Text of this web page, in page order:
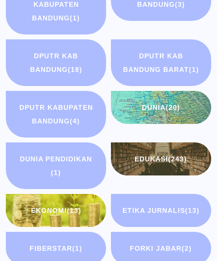
KABUPATEN
BANDUNG(1)
BANDUNG(3)
DPUTR KAB
BANDUNG(18)
DPUTR KAB
BANDUNG BARAT(1)
DPUTR KABUPATEN
BANDUNG(4)
DUNIA(20)
DUNIA PENDIDIKAN
(1)
EDUKASI(243)
EKONOMI(13) ETIKA JURNALIS(13)
FIBERSTAR(1) FORKI JABAR(2)